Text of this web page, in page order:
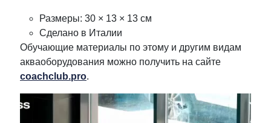
Размеры: 30 × 13 × 13 см
Сделано в Италии
Обучающие материалы по этому и другим видам
акваоборудования можно получить на сайте
coachclub.pro.